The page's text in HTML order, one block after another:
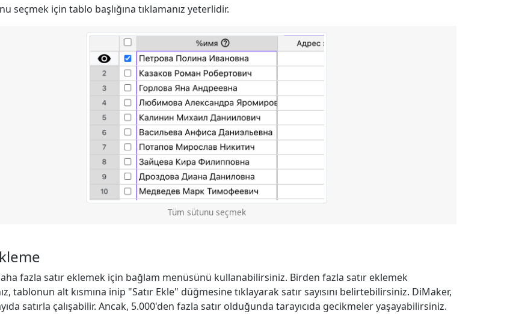
seçmek için tablo başlığına tıklamanız yeterlidir.
Tüm sütunu seçmek
fazla satır eklemek için bağlam menüsünü kullanabilirsiniz. Birden fazla satır eklemek
tablonun alt kısmına inip "Satır Ekle" düğmesine tıklayarak satır sayısını belirtebilirsiniz. DiMaker,
satırla çalışabilir. Ancak, 5.000'den fazla satır olduğunda tarayıcıda gecikmeler yaşayabilirsiniz.